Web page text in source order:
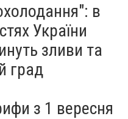
Тернопільщині
боєприпас
в
України
зливи та
град
з 1 вересня